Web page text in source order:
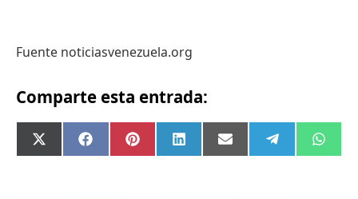
Fuente noticiasvenezuela.org
Comparte esta entrada:
Compartir
en
X
(Twitter)
Compartir
en
FacebookCompartir
en
PinterestCompartir
en
LinkedInCompartir
en
Email Compartir
en
Telegram
en